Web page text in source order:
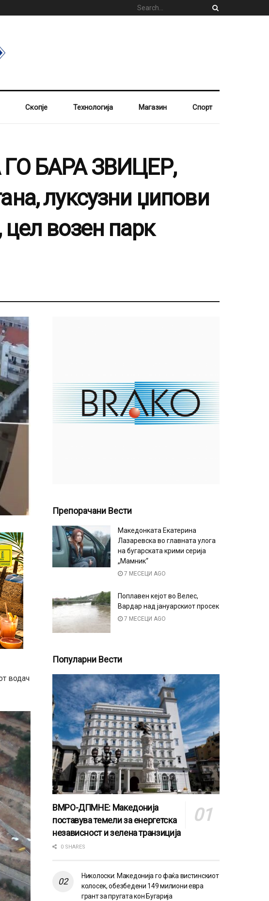
Скопје Технологија Магазин Спорт
БАРА ЗВИЦЕР,
луксузни џипови
цел возен парк
водач
Препорачани Вести
Македонката Екатерина
Лазаревска во главната улога
на бугарската крими серија
„Мамник“
7 МЕСЕЦИ AGO
Поплавен кејот во Велес,
Вардар над јануарскиот просек
7 МЕСЕЦИ AGO
Популарни Вести
ВМРО-ДПМНЕ: Македонија
поставува темели за енергетска
независност и зелена транзиција
0 SHARES
Николоски: Македонија го фаќа вистинскиот
колосек, обезбедени 149 милиони евра
грант за пругата кон Бугарија